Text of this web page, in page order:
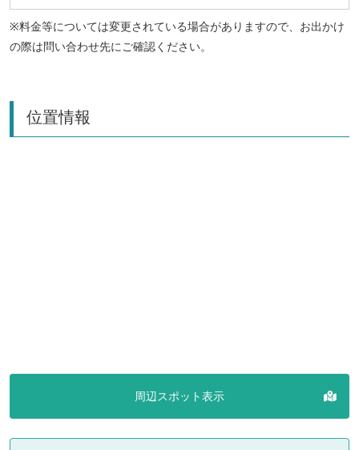
※料金等については変更されている場合がありますので、お出かけ
の際は問い合わせ先にご確認ください。
位置情報
周辺スポット表示